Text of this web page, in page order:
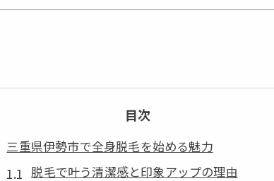
目次
三重県伊勢市で全身脱毛を始める魅力
脱毛で叶う清潔感と印象アップの理由